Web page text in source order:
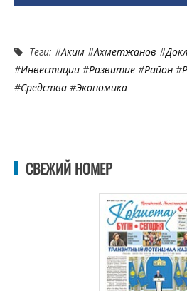
Теги: #Аким #Ахметжанов #
#Инвестиции #Развитие #Район #
#Средства #Экономика
СВЕЖИЙ НОМЕР